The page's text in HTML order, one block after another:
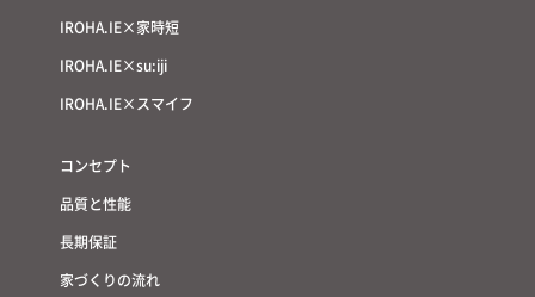
IROHA.IE×家時短
IROHA.IE×su:iji
IROHA.IE×スマイフ
コンセプト
品質と性能
長期保証
家づくりの流れ